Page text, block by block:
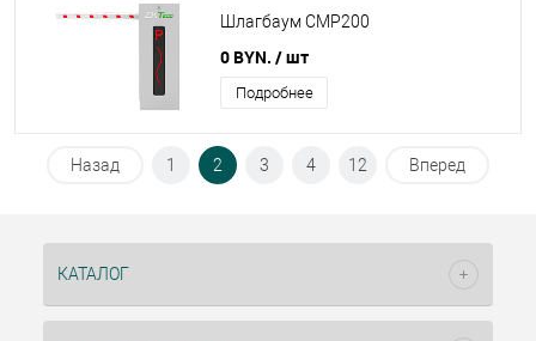
Шлагбаум CMP200
0 BYN. / шт
Подробнее
Назад 1 2 3 4 12 Вперед
КАТАЛОГ